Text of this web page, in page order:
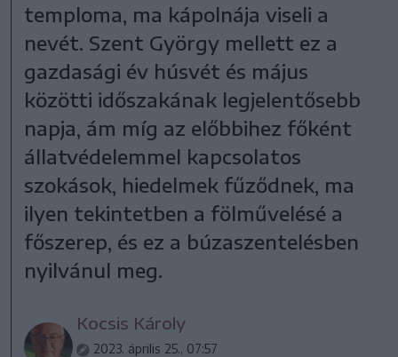
temploma, ma kápolnája viseli a
nevét. Szent György mellett ez a
gazdasági év húsvét és május
közötti időszakának legjelentősebb
napja, ám míg az előbbihez főként
állatvédelemmel kapcsolatos
szokások, hiedelmek fűződnek, ma
ilyen tekintetben a fölművelésé a
főszerep, és ez a búzaszentelésben
nyilvánul meg.
Kocsis Károly
2023. április 25., 07:57